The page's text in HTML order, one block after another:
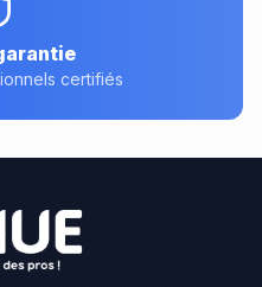
certifiés